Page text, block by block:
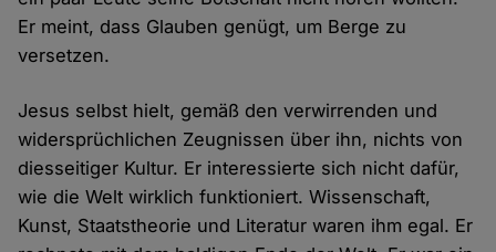
Er meint, dass Glauben genügt, um Berge zu
versetzen.
Jesus selbst hielt, gemäß den verwirrenden und
widersprüchlichen Zeugnissen über ihn, nichts von
diesseitiger Kultur. Er interessierte sich nicht dafür,
wie die Welt wirklich funktioniert. Wissenschaft,
Kunst, Staatstheorie und Literatur waren ihm egal. Er